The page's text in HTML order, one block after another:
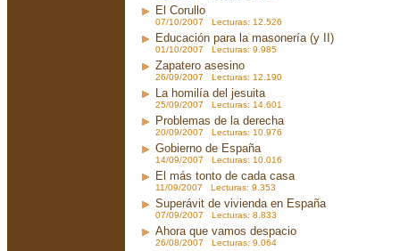
El Corullo
07/10/2007 Lecturas: 12.526
Educación para la masonería (y II)
01/10/2007 Lecturas: 9.985
Zapatero asesino
26/09/2007 Lecturas: 12.190
La homilía del jesuita
25/09/2007 Lecturas: 14.601
Problemas de la derecha
20/09/2007 Lecturas: 10.976
Gobierno de España
14/09/2007 Lecturas: 10.016
El más tonto de cada casa
11/09/2007 Lecturas: 9.353
Superávit de vivienda en España
07/09/2007 Lecturas: 8.833
Ahora que vamos despacio
26/08/2007 Lecturas: 9.064